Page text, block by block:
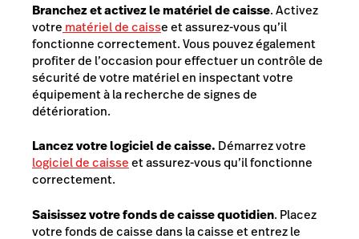
Branchez et activez le matériel de caisse. Activez
votre matériel de caisse et assurez-vous qu’il
fonctionne correctement. Vous pouvez également
profiter de l’occasion pour effectuer un contrôle de
sécurité de votre matériel en inspectant votre
équipement à la recherche de signes de
détérioration.
Lancez votre logiciel de caisse. Démarrez votre
logiciel de caisseet assurez-vous qu’il fonctionne
correctement.
Saisissez votre fonds de caisse quotidien. Placez
votre fonds de caisse dans la caisse et entrez le